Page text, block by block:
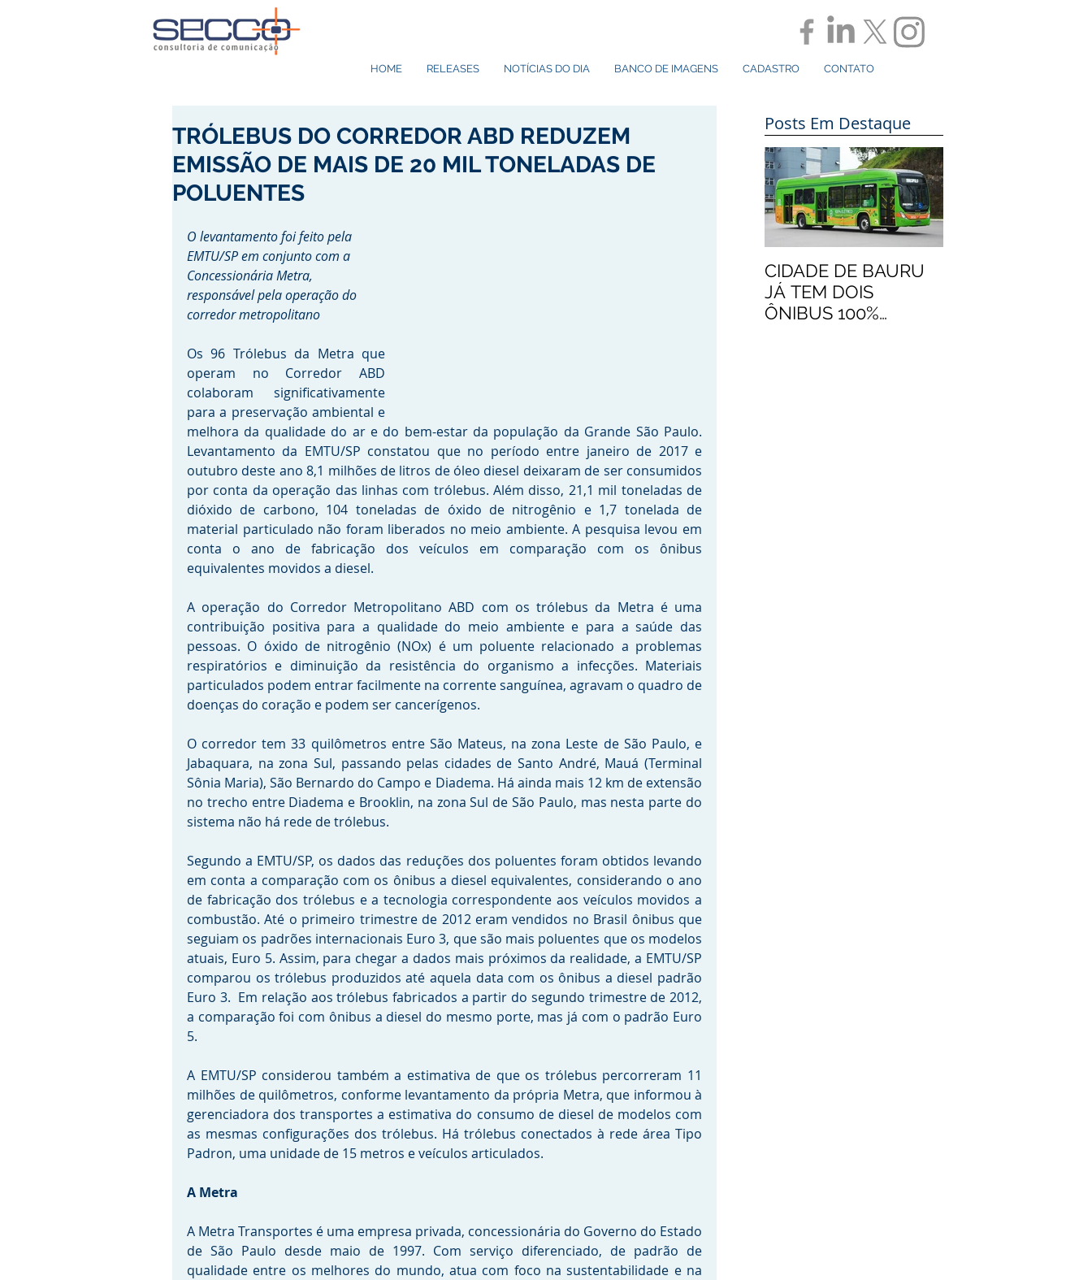
HOME RELEASES NOTÍCIAS DO DIA BANCO DE IMAGENS CADASTRO CONTATO
TRÓLEBUS DO CORREDOR ABD REDUZEM
EMISSÃO DE MAIS DE 20 MIL TONELADAS DE
POLUENTES
O levantamento foi feito pela
EMTU/SP em conjunto com a
Concessionária Metra,
responsável pela operação do
corredor metropolitano
Os 96 Trólebus da Metra que
operam no Corredor ABD
colaboram significativamente
para a preservação ambiental e
melhora da qualidade do ar e do bem-estar da população da Grande São Paulo.
Levantamento da EMTU/SP constatou que no período entre janeiro de 2017 e
outubro deste ano 8,1 milhões de litros de óleo diesel deixaram de ser consumidos
por conta da operação das linhas com trólebus. Além disso, 21,1 mil toneladas de
dióxido de carbono, 104 toneladas de óxido de nitrogênio e 1,7 tonelada de
material particulado não foram liberados no meio ambiente. A pesquisa levou em
conta o ano de fabricação dos veículos em comparação com os ônibus
equivalentes movidos a diesel.
A operação do Corredor Metropolitano ABD com os trólebus da Metra é uma
contribuição positiva para a qualidade do meio ambiente e para a saúde das
pessoas. O óxido de nitrogênio (NOx) é um poluente relacionado a problemas
respiratórios e diminuição da resistência do organismo a infecções. Materiais
particulados podem entrar facilmente na corrente sanguínea, agravam o quadro de
doenças do coração e podem ser cancerígenos.
O corredor tem 33 quilômetros entre São Mateus, na zona Leste de São Paulo, e
Jabaquara, na zona Sul, passando pelas cidades de Santo André, Mauá (Terminal
Sônia Maria), São Bernardo do Campo e Diadema. Há ainda mais 12 km de extensão
no trecho entre Diadema e Brooklin, na zona Sul de São Paulo, mas nesta parte do
sistema não há rede de trólebus.
Segundo a EMTU/SP, os dados das reduções dos poluentes foram obtidos levando
em conta a comparação com os ônibus a diesel equivalentes, considerando o ano
de fabricação dos trólebus e a tecnologia correspondente aos veículos movidos a
combustão. Até o primeiro trimestre de 2012 eram vendidos no Brasil ônibus que
seguiam os padrões internacionais Euro 3, que são mais poluentes que os modelos
atuais, Euro 5. Assim, para chegar a dados mais próximos da realidade, a EMTU/SP
comparou os trólebus produzidos até aquela data com os ônibus a diesel padrão
Euro 3.  Em relação aos trólebus fabricados a partir do segundo trimestre de 2012,
a comparação foi com ônibus a diesel do mesmo porte, mas já com o padrão Euro
5.
A EMTU/SP considerou também a estimativa de que os trólebus percorreram 11
milhões de quilômetros, conforme levantamento da própria Metra, que informou à
gerenciadora dos transportes a estimativa do consumo de diesel de modelos com
as mesmas configurações dos trólebus. Há trólebus conectados à rede área Tipo
Padron, uma unidade de 15 metros e veículos articulados.
A Metra
A Metra Transportes é uma empresa privada, concessionária do Governo do Estado
de São Paulo desde maio de 1997. Com serviço diferenciado, de padrão de
qualidade entre os melhores do mundo, atua com foco na sustentabilidade e na
Posts Em Destaque
CIDADE DE BAURU
JÁ TEM DOIS
ÔNIBUS 100%